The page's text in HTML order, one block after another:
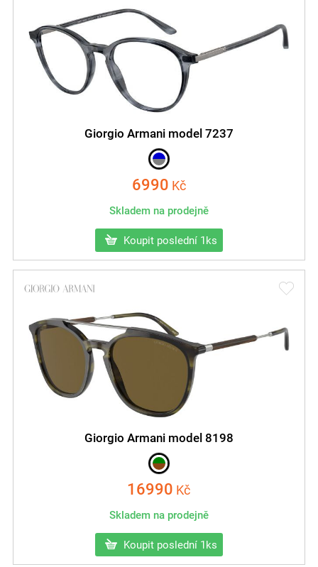
Giorgio Armani model 7237
6990 Kč
Skladem na prodejně
Koupit poslední 1ks
Giorgio Armani model 8198
16990 Kč
Skladem na prodejně
Koupit poslední 1ks